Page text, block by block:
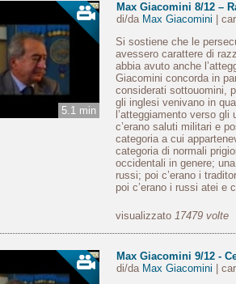
5.1 min
Max Giacomini 8/12 –
di/da Max Giacomini |
Si sostiene che le
avessero carattere di
abbia avuto anche
Giacomini concorda in
considerati sottouomini,
gli inglesi venivano in
l’atteggiamento verso
c’erano saluti militari e
categoria a cui
categoria di normali
occidentali in genere;
russi; poi c’erano i
poi c’erano i russi atei e
visualizzato 17479 volte
Max Giacomini 9/12 -
di/da Max Giacomini |